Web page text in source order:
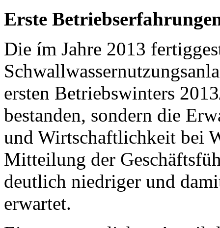
Erste
Die ím Jahre 2013
ersten Betriebswinters
bestanden, sondern die
und Wirtschaftlichkeit bei
Mitteilung der
deutlich niedriger und
erwartet.